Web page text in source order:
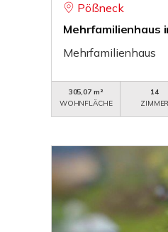
Pößneck
Mehrfamilienhaus
Mehrfamilienhaus
305,07 m²
WOHNFLÄCHE
14
ZIMMER